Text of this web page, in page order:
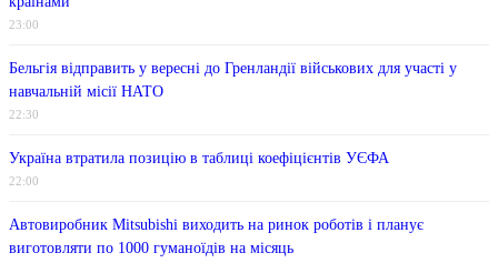
23:00
Бельгія відправить у вересні до Гренландії військових для участі у
навчальній місії НАТО
22:30
Україна втратила позицію в таблиці коефіцієнтів УЄФА
22:00
Автовиробник Mitsubishi виходить на ринок роботів і планує
виготовляти по 1000 гуманоїдів на місяць